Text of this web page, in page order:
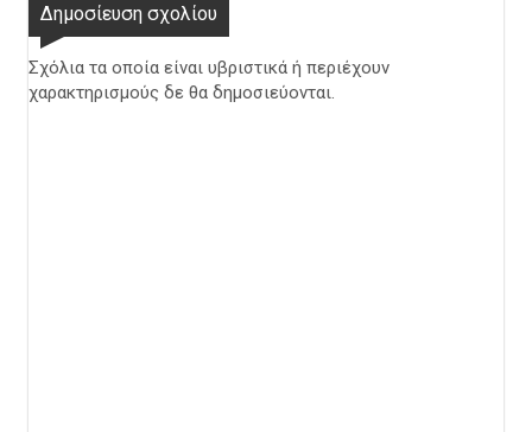
Δημοσίευση σχολίου
Σχόλια τα οποία είναι υβριστικά ή περιέχουν
χαρακτηρισμούς δε θα δημοσιεύονται.